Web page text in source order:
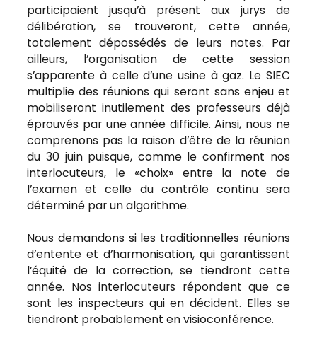
participaient jusqu’à présent aux jurys de
délibération, se trouveront, cette année,
totalement dépossédés de leurs notes. Par
ailleurs, l’organisation de cette session
s’apparente à celle d’une usine à gaz. Le SIEC
multiplie des réunions qui seront sans enjeu et
mobiliseront inutilement des professeurs déjà
éprouvés par une année difficile. Ainsi, nous ne
comprenons pas la raison d’être de la réunion
du 30 juin puisque, comme le confirment nos
interlocuteurs, le «choix» entre la note de
l’examen et celle du contrôle continu sera
déterminé par un algorithme.
Nous demandons si les traditionnelles réunions
d’entente et d’harmonisation, qui garantissent
l’équité de la correction, se tiendront cette
année. Nos interlocuteurs répondent que ce
sont les inspecteurs qui en décident. Elles se
tiendront probablement en visioconférence.